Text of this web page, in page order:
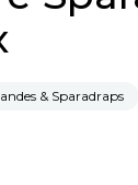
& Sparadraps